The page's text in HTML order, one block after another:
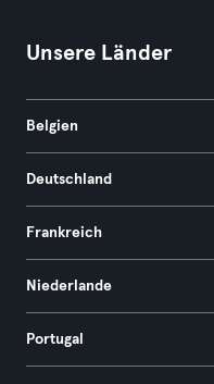
Unsere Länder
Belgien
Deutschland
Frankreich
Niederlande
Portugal